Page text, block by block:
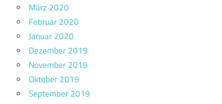
März 2020
Februar 2020
Januar 2020
Dezember 2019
November 2019
Oktober 2019
September 2019